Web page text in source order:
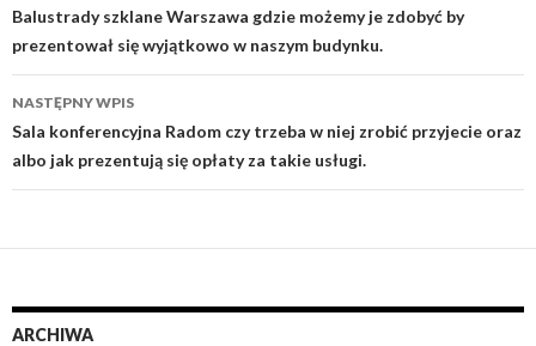
wpisy
Balustrady szklane Warszawa gdzie możemy je zdobyć by
prezentował się wyjątkowo w naszym budynku.
NASTĘPNY WPIS
Sala konferencyjna Radom czy trzeba w niej zrobić przyjecie oraz
albo jak prezentują się opłaty za takie usługi.
ARCHIWA